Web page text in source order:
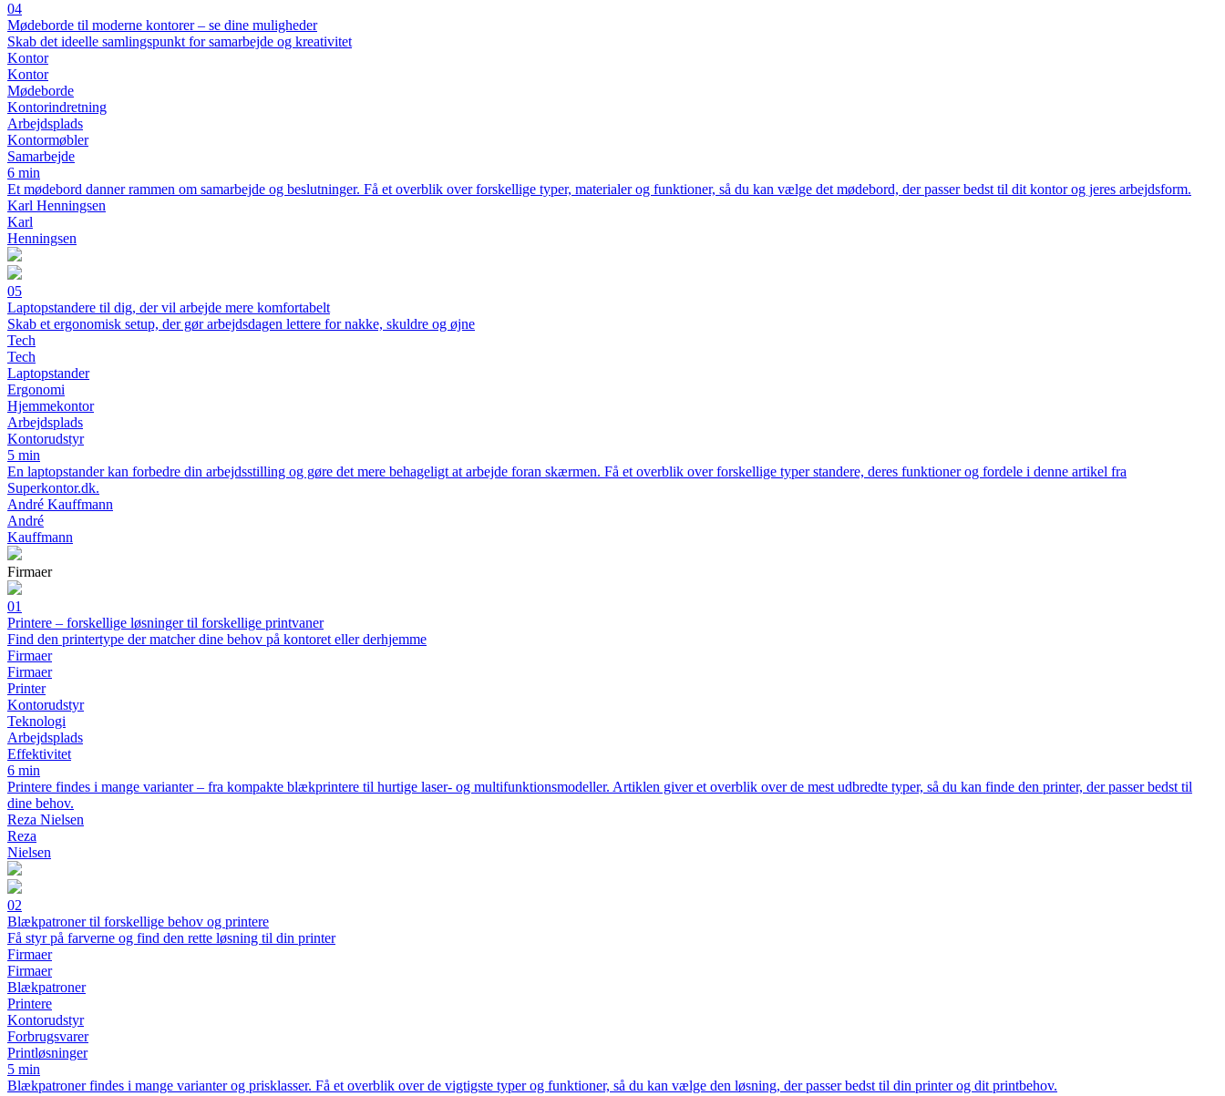
04
Mødeborde til moderne kontorer – se dine muligheder
Skab det ideelle samlingspunkt for samarbejde og kreativitet
Kontor
Kontor
Mødeborde
Kontorindretning
Arbejdsplads
Kontormøbler
Samarbejde
6 min
Et mødebord danner rammen om samarbejde og beslutninger. Få et overblik over forskellige typer, materialer og funktioner, så du kan vælge det mødebord, der passer bedst til dit kontor og jeres arbejdsform.
Karl Henningsen
Karl
Henningsen
05
Laptopstandere til dig, der vil arbejde mere komfortabelt
Skab et ergonomisk setup, der gør arbejdsdagen lettere for nakke, skuldre og øjne
Tech
Tech
Laptopstander
Ergonomi
Hjemmekontor
Arbejdsplads
Kontorudstyr
5 min
En laptopstander kan forbedre din arbejdsstilling og gøre det mere behageligt at arbejde foran skærmen. Få et overblik over forskellige typer standere, deres funktioner og fordele i denne artikel fra
Superkontor.dk.
André Kauffmann
André
Kauffmann
Firmaer
01
Printere – forskellige løsninger til forskellige printvaner
Find den printertype der matcher dine behov på kontoret eller derhjemme
Firmaer
Firmaer
Printer
Kontorudstyr
Teknologi
Arbejdsplads
Effektivitet
6 min
Printere findes i mange varianter – fra kompakte blækprintere til hurtige laser- og multifunktionsmodeller. Artiklen giver et overblik over de mest udbredte typer, så du kan finde den printer, der passer bedst til
dine behov.
Reza Nielsen
Reza
Nielsen
02
Blækpatroner til forskellige behov og printere
Få styr på farverne og find den rette løsning til din printer
Firmaer
Firmaer
Blækpatroner
Printere
Kontorudstyr
Forbrugsvarer
Printløsninger
5 min
Blækpatroner findes i mange varianter og prisklasser. Få et overblik over de vigtigste typer og funktioner, så du kan vælge den løsning, der passer bedst til din printer og dit printbehov.